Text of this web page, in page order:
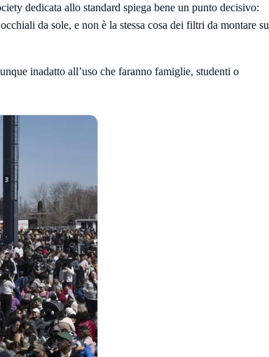
dedicata allo standard spiega bene un punto decisivo:
da sole, e non è la stessa cosa dei filtri da montare su
inadatto all’uso che faranno famiglie, studenti o